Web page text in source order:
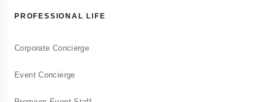
PROFESSIONAL LIFE
Corporate Concierge
Event Concierge